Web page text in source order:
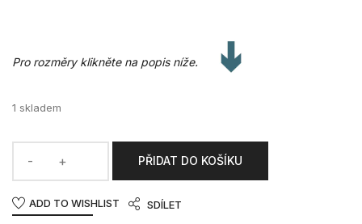
Pro rozměry klikněte na popis níže.
1 skladem
PŘIDAT DO KOŠÍKU
ADD TO WISHLIST SDÍLET